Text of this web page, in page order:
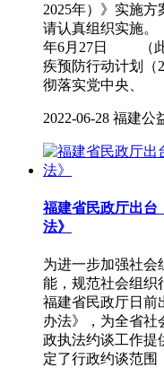
2025年）》实施方
请认真组织实
年6月27日 （此
疾预防行动计划
彻落实党中央、
2022-06-28 福建公
福建省民政厅出台
法》
为进一步加强社会
能，规范社会组织
福建省民政厅日前
办法》，为全省社
政执法约谈工作提
定了行政约谈范围